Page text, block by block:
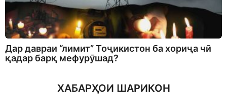
Дар давраи “лимит” Тоҷикистон ба хориҷа чӣ
қадар барқ мефурӯшад?
ХАБАРҲОИ ШАРИКОН